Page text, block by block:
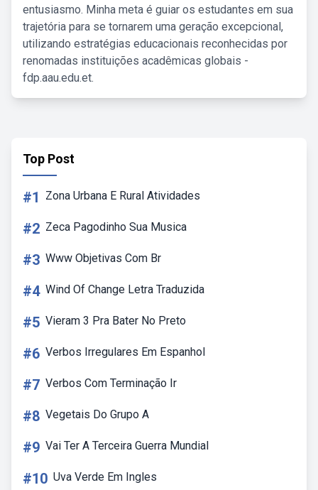
entusiasmo. Minha meta é guiar os estudantes em sua
trajetória para se tornarem uma geração excepcional,
utilizando estratégias educacionais reconhecidas por
renomadas instituições acadêmicas globais -
fdp.aau.edu.et.
Top Post
#1 Zona Urbana E Rural Atividades
#2 Zeca Pagodinho Sua Musica
#3 Www Objetivas Com Br
#4 Wind Of Change Letra Traduzida
#5 Vieram 3 Pra Bater No Preto
#6 Verbos Irregulares Em Espanhol
#7 Verbos Com Terminação Ir
#8 Vegetais Do Grupo A
#9 Vai Ter A Terceira Guerra Mundial
#10 Uva Verde Em Ingles